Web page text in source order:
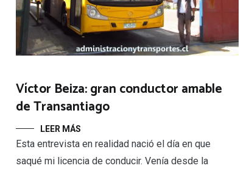
Víctor Beiza: gran conductor amable
de Transantiago
LEER MÁS
Esta entrevista en realidad nació el día en que
saqué mi licencia de conducir. Venía desde la